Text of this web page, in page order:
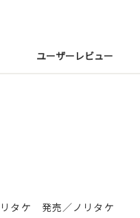
ユーザーレビュー
タケ 発売／ノリタケ